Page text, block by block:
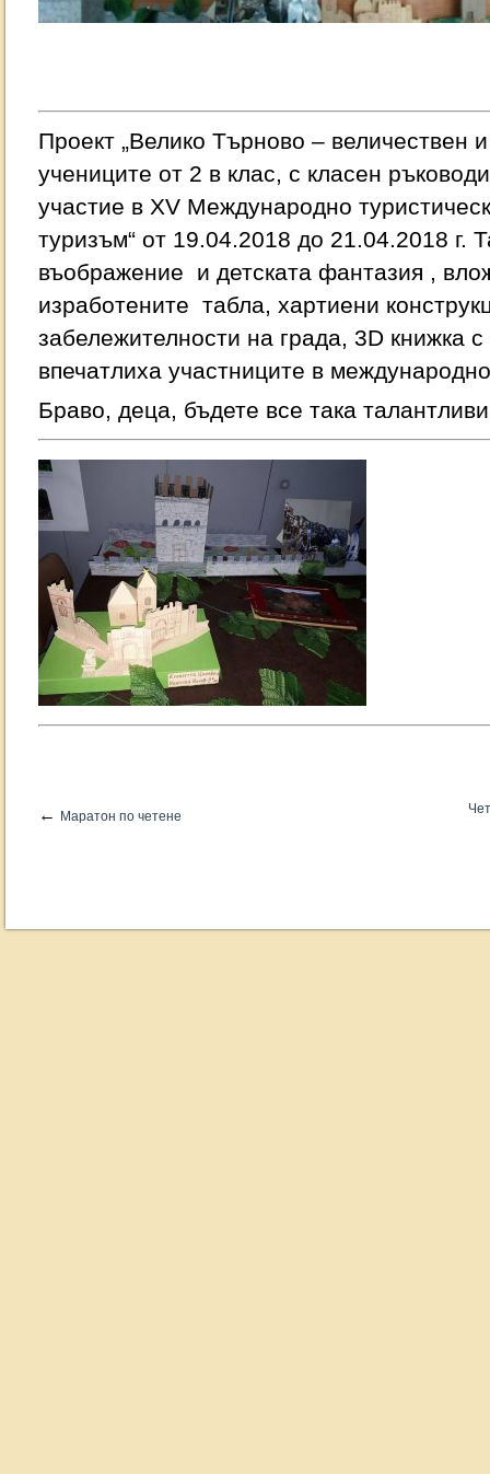
Проект „Велико Търново – величествен
учениците от 2 в клас, с класен
участие в XV Международно
туризъм“ от 19.04.2018 до 21.04.2018 г.
въображение и детската фантазия ,
изработените табла, хартиени
забележителности на града, 3D книжка
впечатлиха участниците в
Браво, деца, бъдете все така
← Маратон по четене